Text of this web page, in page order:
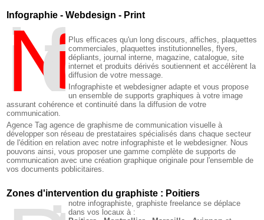
Infographie - Webdesign - Print
Nfographie
Plus efficaces qu'un long discours, affiches, plaquettes
commerciales, plaquettes institutionnelles, flyers,
dépliants, journal interne, magazine, catalogue, site
internet et produits dérivés soutiennent et accélèrent la
diffusion de votre message.
Infographiste et webdesigner adapte et vous propose
un ensemble de supports graphiques à votre image
assurant cohérence et continuité dans la diffusion de votre
communication.
Agence Tag agence de graphisme de communication visuelle à
développer son réseau de prestataires spécialisés dans chaque secteur
de l'édition en relation avec notre infographiste et le webdesigner. Nous
pouvons ainsi, vous proposer une gamme complète de supports de
communication avec une création graphique originale pour l'ensemble de
vos documents poblicitaires.
Zones d'intervention du graphiste : Poitiers
notre infographiste, graphiste freelance se déplace
dans vos locaux à :